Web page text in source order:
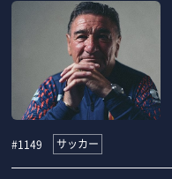
#1149 サッカー